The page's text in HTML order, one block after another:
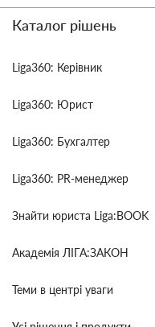
Каталог рішень
Liga360: Керівник
Liga360: Юрист
Liga360: Бухгалтер
Liga360: PR-менеджер
Знайти юриста Liga:BOOK
Академія ЛІГА:ЗАКОН
Теми в центрі уваги